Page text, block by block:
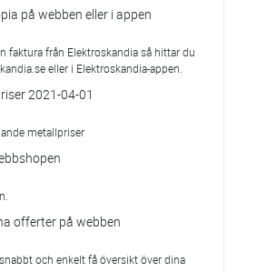
på webben eller i appen
faktura från Elektroskandia så hittar du
eller i Elektro­skandia-appen.
2021-04-01
metallpriser
offerter på webben
och enkelt få översikt över dina